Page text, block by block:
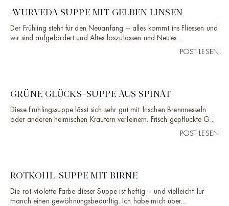
AYURVEDA SUPPE MIT GELBEN LINSEN
Der Frühling steht für den Neuanfang – alles kommt ins Fliessen und
wir sind aufgefordert und Altes loszulassen und Neues...
POST LESEN
GRÜNE GLÜCKS-SUPPE AUS SPINAT
Diese Frühlingssuppe lässt sich sehr gut mit frischen Brennnesseln
oder anderen heimischen Kräutern verfeinern. Frisch gepflückte G...
POST LESEN
ROTKOHL-SUPPE MIT BIRNE
Die rot-violette Farbe dieser Suppe ist heftig – und vielleicht für
manch einen gewöhnungsbedürftig. Ich habe mich über...